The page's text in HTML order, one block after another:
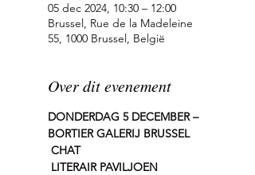
05 dec 2024, 10:30 – 12:00
Brussel, Rue de la Madeleine
55, 1000 Brussel, België
Over dit evenement
DONDERDAG 5 DECEMBER –
BORTIER GALERIJ BRUSSEL
CHAT
LITERAIR PAVILJOEN